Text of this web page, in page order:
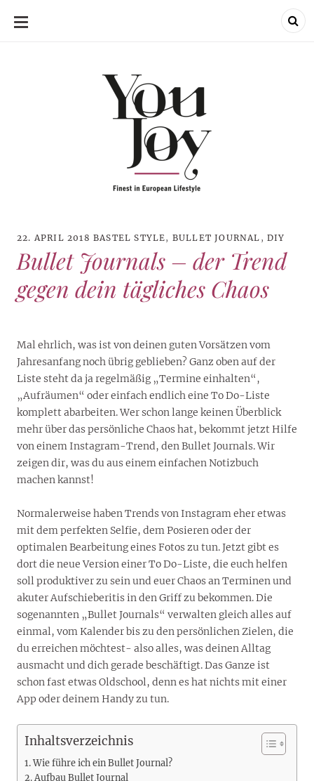
SKIP
22. APRIL 2018 BASTEL STYLE, BULLET JOURNAL ,DIY
Bullet Journals – der Trend
gegen dein tägliches Chaos
Mal ehrlich, was ist von deinen guten Vorsätzen vom
Jahresanfang noch übrig geblieben? Ganz oben auf der
Liste steht da ja regelmäßig „Termine einhalten“,
„Aufräumen“ oder einfach endlich eine To Do-Liste
komplett abarbeiten. Wer schon lange keinen Überblick
mehr über das persönliche Chaos hat, bekommt jetzt Hilfe
von einem Instagram-Trend, den Bullet Journals. Wir
zeigen dir, was du aus einem einfachen Notizbuch
machen kannst!
Normalerweise haben Trends von Instagram eher etwas
mit dem perfekten Selfie, dem Posieren oder der
optimalen Bearbeitung eines Fotos zu tun. Jetzt gibt es
dort die neue Version einer To Do-Liste, die euch helfen
soll produktiver zu sein und euer Chaos an Terminen und
akuter Aufschieberitis in den Griff zu bekommen. Die
sogenannten „Bullet Journals“ verwalten gleich alles auf
einmal, vom Kalender bis zu den persönlichen Zielen, die
du erreichen möchtest- also alles, was deinen Alltag
ausmacht und dich gerade beschäftigt. Das Ganze ist
schon fast etwas Oldschool, denn es hat nichts mit einer
App oder deinem Handy zu tun.
Inhaltsverzeichnis
Wie führe ich ein Bullet Journal?
Aufbau Bullet Journal